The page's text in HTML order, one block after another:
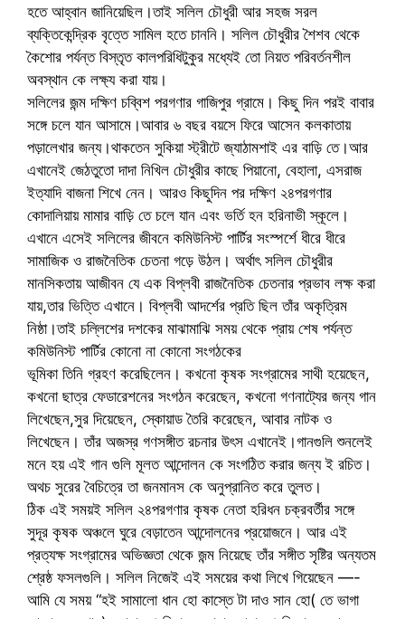
হতে আহ্বান জানিয়েছিল।তাই সলিল চৌধুরী আর সহজ সরল
ব্যক্তিকেন্দ্রিক বৃত্তে সামিল হতে চাননি। সলিল চৌধুরীর শৈশব থেকে
কৈশোর পর্যন্ত বিস্তৃত কালপরিধিটুকুর মধ্যেই তো নিয়ত পরিবর্তনশীল
অবস্থান কে লক্ষ্য করা যায়।
সলিলের জন্ম দক্ষিণ চব্বিশ পরগণার গাজিপুর গ্রামে। কিছু দিন পরই বাবার
সঙ্গে চলে যান আসামে।আবার ৬ বছর বয়সে ফিরে আসেন কলকাতায়
পড়ালেখার জন্য।থাকতেন সুকিয়া স্ট্রীটে জ্যাঠামশাই এর বাড়ি তে।আর
এখানেই জেঠতুতো দাদা নিখিল চৌধুরীর কাছে পিয়ানো, বেহালা, এসরাজ
ইত্যাদি বাজনা শিখে নেন। আরও কিছুদিন পর দক্ষিণ ২৪পরগণার
কোদালিয়ায় মামার বাড়ি তে চলে যান এবং ভর্তি হন হরিনাভী স্কূলে।
এখানে এসেই সলিলের জীবনে কমিউনিস্ট পার্টির সংস্পর্শে ধীরে ধীরে
সামাজিক ও রাজনৈতিক চেতনা গড়ে উঠল। অর্থাৎ সলিল চৌধুরীর
মানসিকতায় আজীবন যে এক বিপ্লবী রাজনৈতিক চেতনার প্রভাব লক্ষ করা
যায়,তার ভিত্তি এখানে। বিপ্লবী আদর্শের প্রতি ছিল তাঁর অকৃত্রিম
নিষ্ঠা।তাই চল্লিশের দশকের মাঝামাঝি সময় থেকে প্রায় শেষ পর্যন্ত
কমিউনিস্ট পার্টির কোনো না কোনো সংগঠকের
ভূমিকা তিনি গ্রহণ করেছিলেন। কখনো কৃষক সংগ্রামের সাথী হয়েছেন,
কখনো ছাত্র ফেডারেশনের সংগঠন করেছেন, কখনো গণনাট্যের জন্য গান
লিখেছেন,সুর দিয়েছেন, স্কোয়াড তৈরি করেছেন, আবার নাটক ও
লিখেছেন। তাঁর অজস্র গণসঙ্গীত রচনার উৎস এখানেই।গানগুলি শুনলেই
মনে হয় এই গান গুলি মূলত আন্দোলন কে সংগঠিত করার জন্য ই রচিত।
অথচ সুরের বৈচিত্রে তা জনমানস কে অনুপ্রানিত করে তুলত।
ঠিক এই সময়ই সলিল ২৪পরগণার কৃষক নেতা হরিধন চক্রবর্তীর সঙ্গে
সুদূর কৃষক অঞ্চলে ঘুরে বেড়াতেন আন্দোলনের প্রয়োজনে। আর এই
প্রত্যক্ষ সংগ্রামের অভিজ্ঞতা থেকে জন্ম নিয়েছে তাঁর সঙ্গীত সৃষ্টির অন্যতম
শ্রেষ্ঠ ফসলগুলি। সলিল নিজেই এই সময়ের কথা লিখে গিয়েছেন —-
আমি যে সময় “হই সামালো ধান হো কাস্তে টা দাও সান হো( তে ভাগা